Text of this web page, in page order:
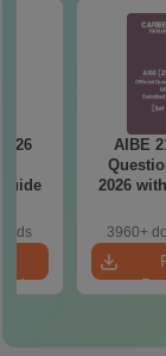
AIBE
2026
3960+